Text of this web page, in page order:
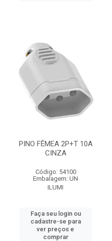
PINO FÊMEA 2P+T 10A
CINZA
Código: 54100
Embalagem: UN
ILUMI
Faça seu login ou
cadastre-se para
ver preços e
comprar